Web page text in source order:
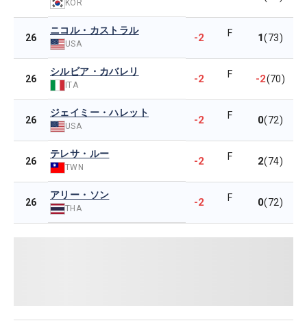
KOR
26
ニコル・カストラル
USA -2 F 1(73)
26
シルビア・カバレリ
ITA -2 F -2(70)
26
ジェイミー・ハレット
USA -2 F 0(72)
26
テレサ・ルー
TWN -2 F 2(74)
26
アリー・ソン
THA -2 F 0(72)